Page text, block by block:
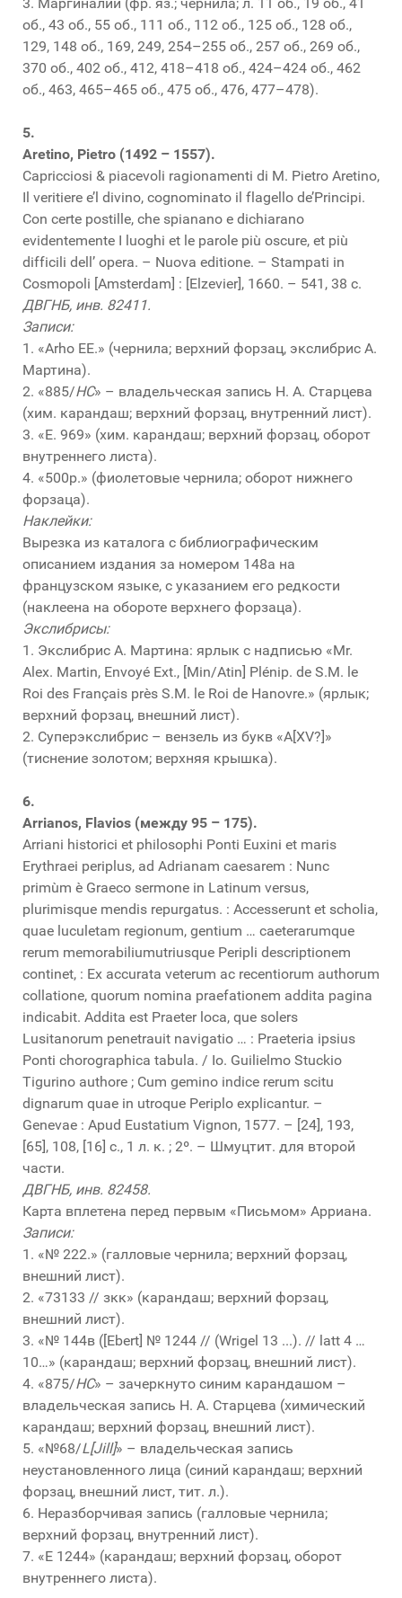
об., 43 об., 55 об., 111 об., 112 об., 125 об., 128 об.,
129, 148 об., 169, 249, 254–255 об., 257 об., 269 об.,
370 об., 402 об., 412, 418–418 об., 424–424 об., 462
об., 463, 465–465 об., 475 об., 476, 477–478).
5.
Aretino, Pietro (1492 – 1557).
Capricciosi & piacevoli ragionamenti di M. Pietro Aretino,
Il veritiere e’l divino, cognominato il flagello de’Principi.
Con certe postille, che spianano e dichiarano
evidentemente I luoghi et le parole più oscure, et più
difficili dell’ opera. – Nuova editione. – Stampati in
Cosmopoli [Amsterdam] : [Elzevier], 1660. – 541, 38 с.
ДВГНБ, инв. 82411.
Записи:
1. «Arho EE.» (чернила; верхний форзац, экслибрис А.
Мартина).
2. «885/HC» – владельческая запись Н. А. Старцева
(хим. карандаш; верхний форзац, внутренний лист).
3. «Е. 969» (хим. карандаш; верхний форзац, оборот
внутреннего листа).
4. «500р.» (фиолетовые чернила; оборот нижнего
форзаца).
Наклейки:
Вырезка из каталога с библиографическим
описанием издания за номером 148а на
французском языке, с указанием его редкости
(наклеена на обороте верхнего форзаца).
Экслибрисы:
1. Экслибрис А. Мартина: ярлык с надписью «Mr.
Alex. Martin, Envoyé Ext., [Min/Atin] Plénip. de S.M. le
Roi des Français près S.M. le Roi de Hanovre.» (ярлык;
верхний форзац, внешний лист).
2. Суперэкслибрис – вензель из букв «А[XV?]»
(тиснение золотом; верхняя крышка).
6.
Arrianos, Flavios (между 95 – 175).
Arriani historici et philosophi Ponti Euxini et maris
Erythraei periplus, ad Adrianam caesarem : Nunc
primùm è Graeco sermone in Latinum versus,
plurimisque mendis repurgatus. : Accesserunt et scholia,
quae luculetam regionum, gentium … caeterarumque
rerum memorabiliumutriusque Peripli descriptionem
continet, : Ex accurata veterum ac recentiorum authorum
collatione, quorum nomina praefationem addita pagina
indicabit. Addita est Praeter loca, que solers
Lusitanorum penetrauit navigatio … : Praeteria ipsius
Ponti chorographica tabula. / Io. Guilielmo Stuckio
Tigurino authore ; Cum gemino indice rerum scitu
dignarum quae in utroque Periplo explicantur. –
Genevae : Apud Eustatium Vignon, 1577. – [24], 193,
[65], 108, [16] с., 1 л. к. ; 2º. – Шмуцтит. для второй
части.
ДВГНБ, инв. 82458.
Карта вплетена перед первым «Письмом» Арриана.
Записи:
1. «№ 222.» (галловые чернила; верхний форзац,
внешний лист).
2. «73133 // зкк» (карандаш; верхний форзац,
внешний лист).
3. «№ 144в ([Ebert] № 1244 // (Wrigel 13 ...). // latt 4 …
10…» (карандаш; верхний форзац, внешний лист).
4. «875/HC» – зачеркнуто синим карандашом –
владельческая запись Н. А. Старцева (химический
карандаш; верхний форзац, внешний лист).
5. «№68/L[Jill]» – владельческая запись
неустановленного лица (синий карандаш; верхний
форзац, внешний лист, тит. л.).
6. Неразборчивая запись (галловые чернила;
верхний форзац, внутренний лист).
7. «Е 1244» (карандаш; верхний форзац, оборот
внутреннего листа).